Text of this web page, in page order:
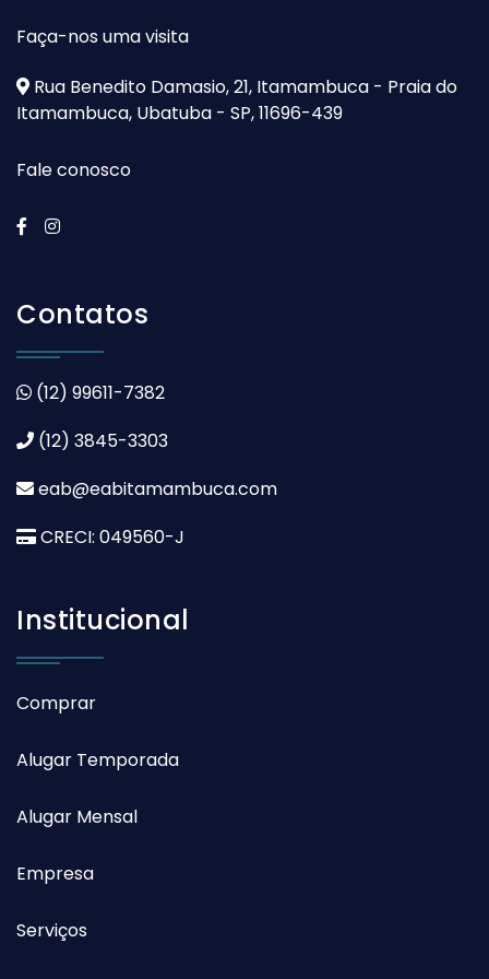
Faça-nos uma visita
Rua Benedito Damasio, 21, Itamambuca - Praia do
Itamambuca, Ubatuba - SP, 11696-439
Fale conosco
Contatos
(12) 99611-7382
(12) 3845-3303
eab@eabitamambuca.com
CRECI: 049560-J
Institucional
Comprar
Alugar Temporada
Alugar Mensal
Empresa
Serviços